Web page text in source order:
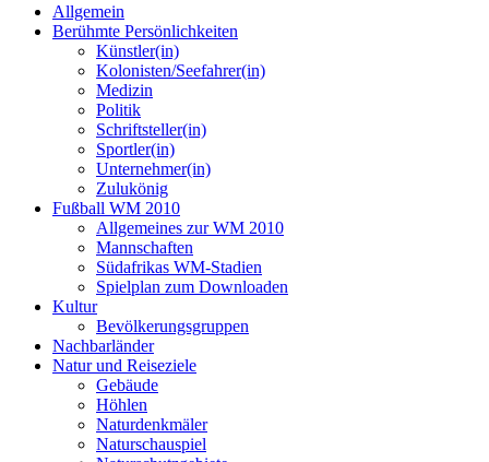
Allgemein
Berühmte Persönlichkeiten
Künstler(in)
Kolonisten/Seefahrer(in)
Medizin
Politik
Schriftsteller(in)
Sportler(in)
Unternehmer(in)
Zulukönig
Fußball WM 2010
Allgemeines zur WM 2010
Mannschaften
Südafrikas WM-Stadien
Spielplan zum Downloaden
Kultur
Bevölkerungsgruppen
Nachbarländer
Natur und Reiseziele
Gebäude
Höhlen
Naturdenkmäler
Naturschauspiel